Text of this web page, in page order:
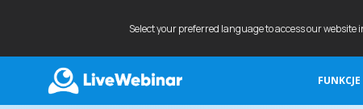
Select your preferred language to access our
FUNKCJE